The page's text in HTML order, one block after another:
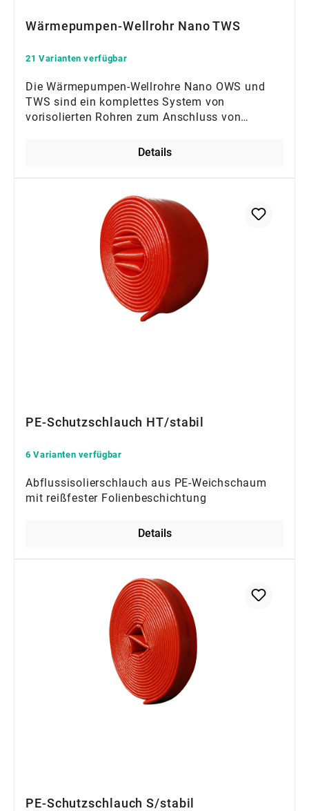
Wärmepumpen-Wellrohr Nano TWS
21 Varianten verfügbar
Die Wärmepumpen-Wellrohre Nano OWS und
TWS sind ein komplettes System von
vorisolierten Rohren zum Anschluss von
sich außerhalb oder innerhalb von Gebäuden
Besonderheit der Rohre ist ihre Aerogel-
Isolierung mit einem extrem niedrigen
Wärmekoeffizienten (λ= 0,0175 W/(m·K) bei
einer durchschnittlichen Temperatur von 10 °C
gemäß EN 12667:2002)
Details
PE-Schutzschlauch HT/stabil
6 Varianten verfügbar
Abflussisolierschlauch aus PE-Weichschaum
mit reißfester Folienbeschichtung
Details
PE-Schutzschlauch S/stabil